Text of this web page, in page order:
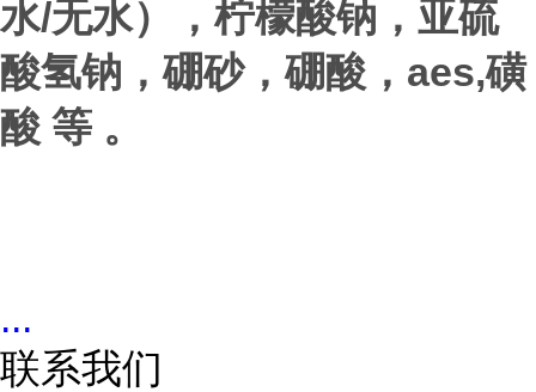
水/无水），柠檬酸钠，亚硫
酸氢钠，硼砂，硼酸， aes,磺
酸 等 。
...
联系我们